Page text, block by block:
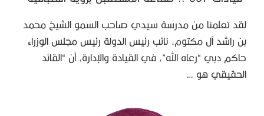
لقد تعلمنا من مدرسة سيدي صاحب السمو الشيخ محمد
بن راشد آل مكتوم، نائب رئيس الدولة رئيس مجلس الوزراء
حاكم دبي “رعاه الله”، في القيادة والإدارة، أن “القائد
الحقيقي هو …